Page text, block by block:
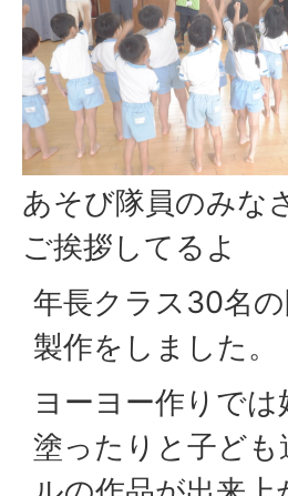
あそび隊員のみな
ご挨拶してるよ
年長クラス30名
製作をしました。
ヨーヨー作りで
塗ったりと子ど